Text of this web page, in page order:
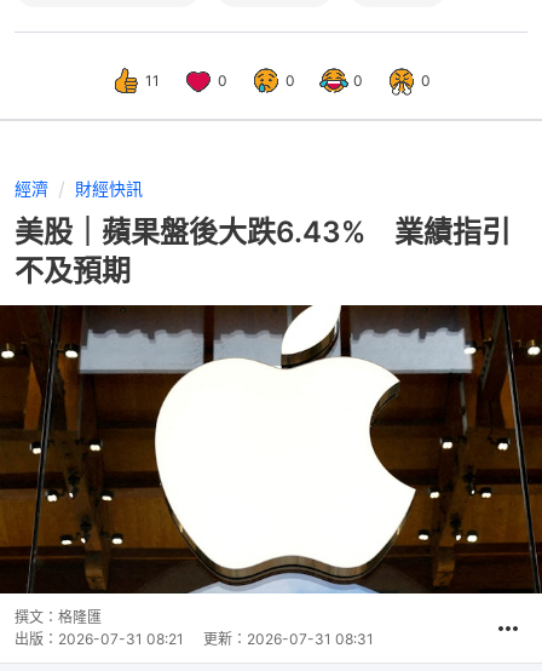
11 0 0 0 0
經濟 財經快訊
美股｜蘋果盤後大跌6.43% 業績指引
不及預期
撰文： 格隆匯
出版： 2026-07-31 08:21 更新： 2026-07-31 08:31